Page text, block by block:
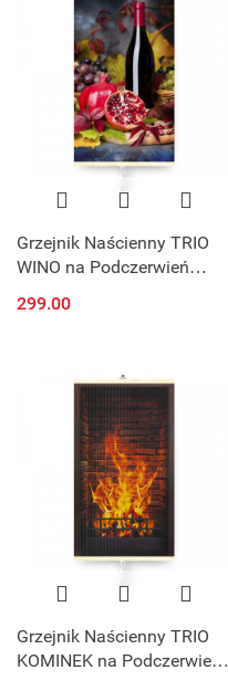
Grzejnik Naścienny TRIO
WINO na Podczerwień
299.00
Grzejnik Naścienny TRIO
KOMINEK na Podczerwień